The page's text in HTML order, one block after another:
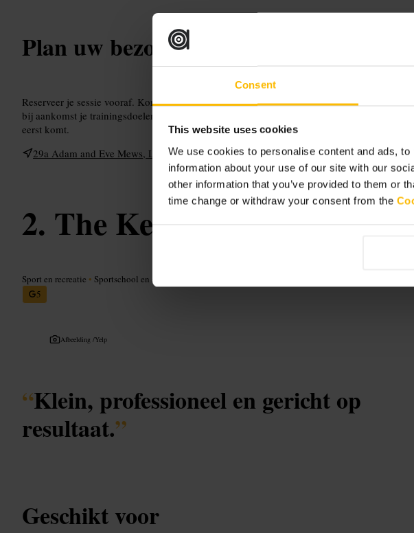
Consent
This website uses cookies
We use cookies to personalise content and ads,
information about your use of our site with our
other information that you’ve provided to them or
time change or withdraw your consent from the
Plan uw bezoek
Reserveer je sessie vooraf. Kom in geschikte sportkleding en neem een handdoek en water
bij aankomst je trainingsdoelen en eventuele blessures door. Vraag naar een korte intake als
eerst komt.
29a Adam and Eve Mews, London W8 6UG, UK
The Kensington Studio
Sport en recreatie • Sportschool en studio
5
Afbeelding /Yelp
“Klein, professioneel en gericht op
resultaat.”
Geschikt voor